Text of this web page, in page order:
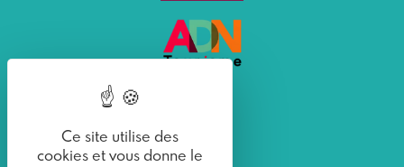
Ce site utilise des
cookies et vous donne le